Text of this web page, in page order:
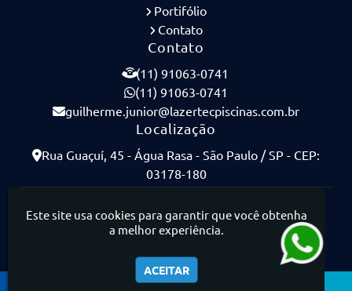
Portifólio
Contato
Contato
(11) 91063-0741
(11) 91063-0741
guilherme.junior@lazertecpiscinas.com.br
Localização
Rua Guaçuí, 45 - Água Rasa - São Paulo / SP - CEP:
03178-180
Este site usa cookies para garantir que você obtenha
a melhor experiência.
ACEITAR